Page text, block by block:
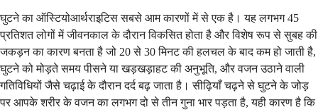
घुटने का ऑस्टियोआर्थराइटिस सबसे आम कारणों में से एक है। यह लगभग 45
प्रतिशत लोगों में जीवनकाल के दौरान विकसित होता है और विशेष रूप से सुबह की
जकड़न का कारण बनता है जो 20 से 30 मिनट की हलचल के बाद कम हो जाती है,
घुटने को मोड़ते समय पीसने या खड़खड़ाहट की अनुभूति, और वजन उठाने वाली
गतिविधियों जैसे चढ़ाई के दौरान दर्द बढ़ जाता है। सीढ़ियाँ चढ़ने से घुटने के जोड़
पर आपके शरीर के वजन का लगभग दो से तीन गुना भार पड़ता है, यही कारण है कि